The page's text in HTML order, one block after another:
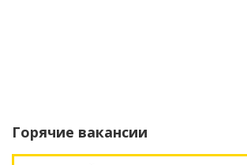
Горячие вакансии